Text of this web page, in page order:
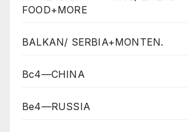
FOOD+MORE
BALKAN/ SERBIA+MONTEN.
Bc4—CHINA
Be4—RUSSIA